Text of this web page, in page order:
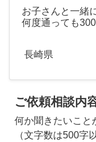
お子さんと一緒
何度通っても
長崎県
ご依頼相談内
何か聞きたいこと
（文字数は500字